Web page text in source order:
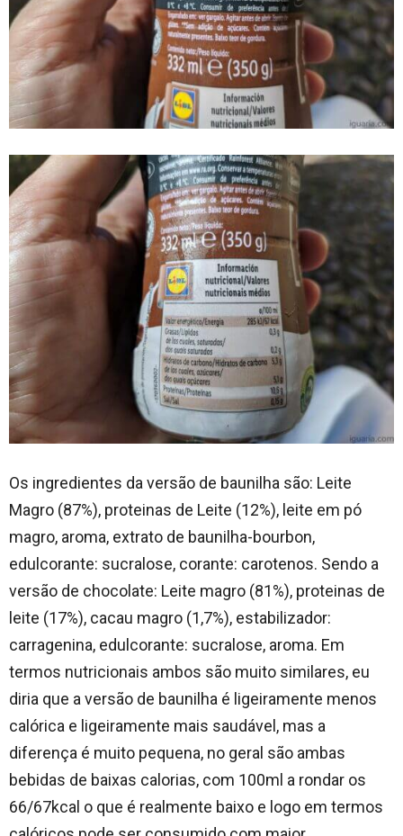
Os ingredientes da versão de baunilha são: Leite
Magro (87%), proteinas de Leite (12%), leite em pó
magro, aroma, extrato de baunilha-bourbon,
edulcorante: sucralose, corante: carotenos. Sendo a
versão de chocolate: Leite magro (81%), proteinas de
leite (17%), cacau magro (1,7%), estabilizador:
carragenina, edulcorante: sucralose, aroma. Em
termos nutricionais ambos são muito similares, eu
diria que a versão de baunilha é ligeiramente menos
calórica e ligeiramente mais saudável, mas a
diferença é muito pequena, no geral são ambas
bebidas de baixas calorias, com 100ml a rondar os
66/67kcal o que é realmente baixo e logo em termos